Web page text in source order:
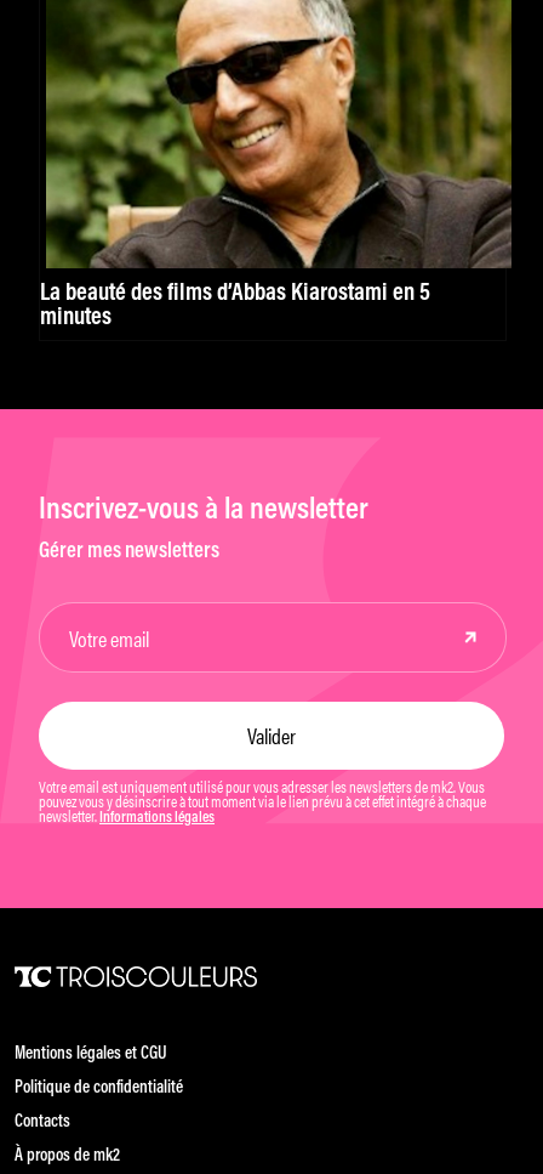
La beauté des films d’Abbas Kiarostami en 5
minutes
Inscrivez-vous à la newsletter
Gérer mes newsletters
Votre email est uniquement utilisé pour vous adresser les newsletters de mk2. Vous
pouvez vous y désinscrire à tout moment via le lien prévu à cet effet intégré à chaque
newsletter. Informations légales
Mentions légales et CGU
Politique de confidentialité
Contacts
À propos de mk2